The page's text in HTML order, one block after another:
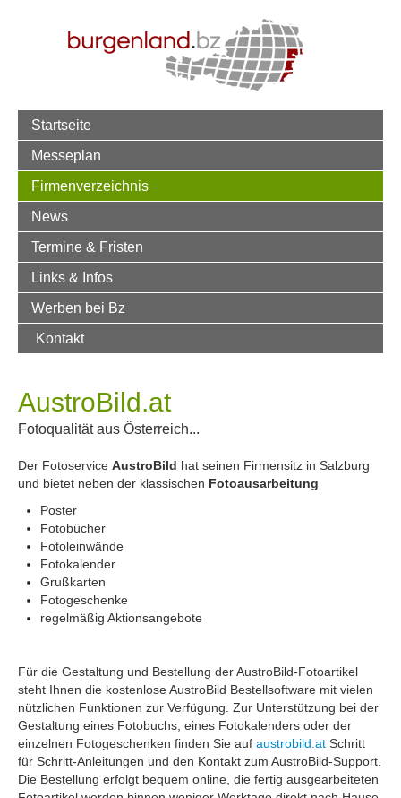
Startseite
Messeplan
Firmenverzeichnis
News
Termine & Fristen
Links & Infos
Werben bei Bz
Kontakt
AustroBild.at
Fotoqualität aus Österreich...
Der Fotoservice AustroBild hat seinen Firmensitz in Salzburg
und bietet neben der klassischen Fotoausarbeitung
Poster
Fotobücher
Fotoleinwände
Fotokalender
Grußkarten
Fotogeschenke
regelmäßig Aktionsangebote
Für die Gestaltung und Bestellung der AustroBild-Fotoartikel
steht Ihnen die kostenlose AustroBild Bestellsoftware mit vielen
nützlichen Funktionen zur Verfügung. Zur Unterstützung bei der
Gestaltung eines Fotobuchs, eines Fotokalenders oder der
einzelnen Fotogeschenken finden Sie auf austrobild.at Schritt
für Schritt-Anleitungen und den Kontakt zum AustroBild-Support.
Die Bestellung erfolgt bequem online, die fertig ausgearbeiteten